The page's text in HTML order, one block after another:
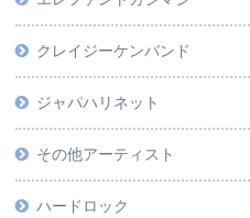
クレイジーケンバンド
ジャパハリネット
その他アーティスト
ハードロック